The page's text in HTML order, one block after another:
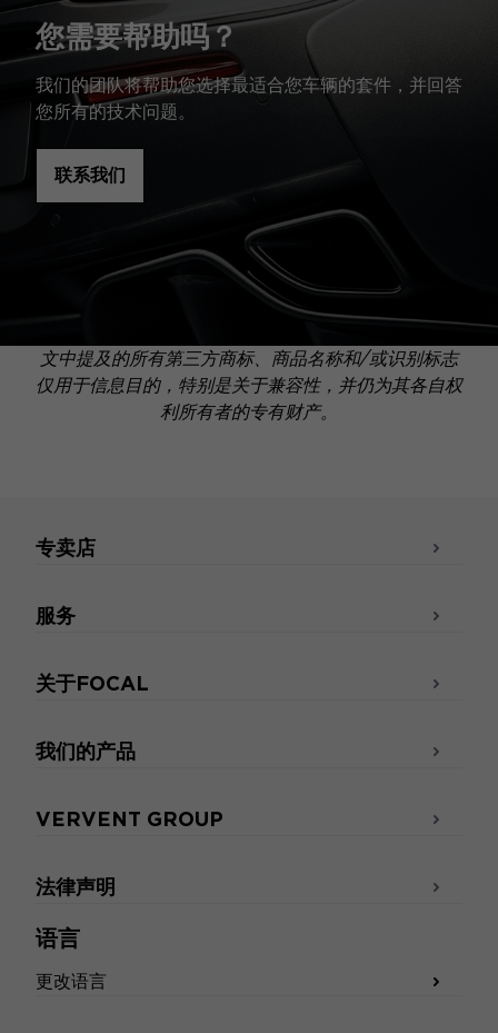
您需要帮助吗？
我们的团队将帮助您选择最适合您车辆的套件，并回答
您所有的技术问题。
联系我们
文中提及的所有第三方商标、商品名称和/或识别标志
仅用于信息目的，特别是关于兼容性，并仍为其各自权
利所有者的专有财产。
语言
更改语言
专卖店
服务
关于FOCAL
我们的产品
VERVENT GROUP
法律声明